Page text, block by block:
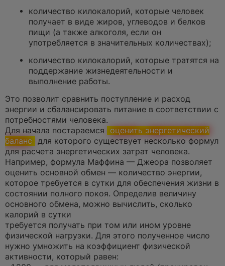
количество килокалорий, которые человек
получает в виде жиров, углеводов и белков
пищи (а также алкоголя, если он
употребляется в значительных количествах);
количество килокалорий, которые тратятся на
поддержание жизнедеятельности и
выполнение работы.
Это позволит сравнить поступление и расход
энергии и сбалансировать питание в соответствии с
потребностями человека.
Для начала постараемся
оценить энергетический
баланс
для которого существует несколько формул
для расчета энергетических затрат человека.
Например, формула Маффина — Джеора позволяет
оценить основной обмен — количество энергии,
которое требуется в сутки для обеспечения жизни в
состоянии полного покоя. Определив величину
основного обмена, можно вычислить, сколько
калорий в сутки
требуется получать при том или ином уровне
физической нагрузки. Для этого полученное число
нужно умножить на коэффициент физической
активности, который равен: